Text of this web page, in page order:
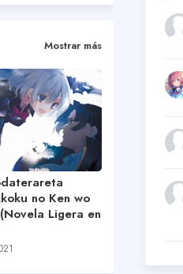
Mostrar más
no Ken wo
Ligera en